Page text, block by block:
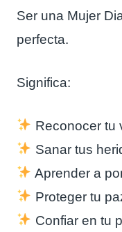
Ser una Mujer
perfecta.
Significa:
Reconocer tu
Sanar tus
Aprender a
Proteger tu
Confiar en tu